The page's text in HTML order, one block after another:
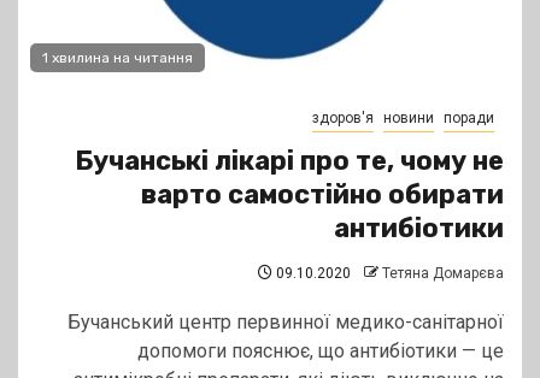
1 хвилина на читання
здоров'я новини поради
Бучанські лікарі про те, чому не
варто самостійно обирати
антибіотики
09.10.2020 Тетяна Домарєва
Бучанський центр первинної медико-санітарної
допомоги пояснює, що антибіотики — це